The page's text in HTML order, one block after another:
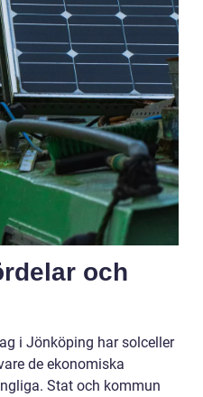
och
i Jönköping har solceller
de ekonomiska
Stat och kommun